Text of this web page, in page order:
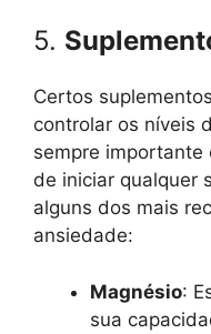
5.
Certos
controlar os níveis
sempre importante
de iniciar qualquer
alguns dos mais
ansiedade:
Magnésio:
sua